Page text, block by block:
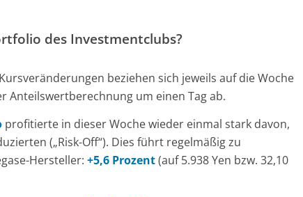
des Investmentclubs?
beziehen sich jeweils auf die Woche
Anteilswertberechnung um einen Tag ab.
profitierte in dieser Woche wieder einmal stark davon,
(„Risk-Off“). Dies führt regelmäßig zu
Hersteller: +5,6 Prozent(auf 5.938 Yen bzw. 32,10